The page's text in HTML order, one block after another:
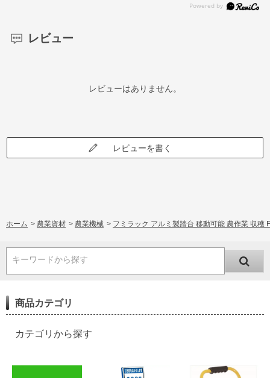
レビュー
レビューはありません。
レビューを書く
ホーム > 農業資材 > 農業機械 > フミラック アルミ製踏台 移動可能 農作業 収穫
キーワードから探す
商品カテゴリ
カテゴリから探す